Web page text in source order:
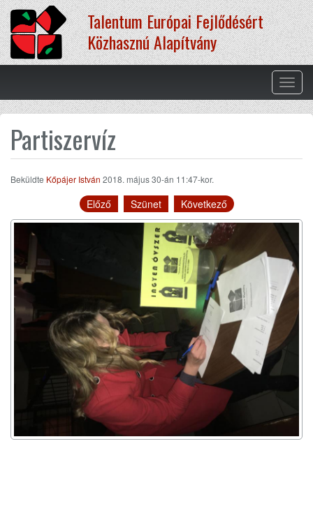
Ugrás
a
tartalomra
Talentum Európai Fejlődésért
Közhasznú Alapítvány
Partiszervíz
Beküldte Kőpájer István 2018. május 30-án 11:47-kor.
Előző Szünet Következő